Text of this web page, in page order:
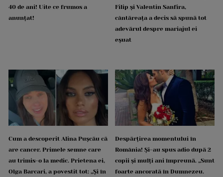
40 de ani! Uite ce frumos a
anunțat!
Filip și Valentin Sanfira,
cântăreața a decis să spună tot
adevărul despre mariajul ei
eșuat
Cum a descoperit Alina Pușcău că
are cancer. Primele semne care
au trimis-o la medic. Prietena ei,
Olga Barcari, a povestit tot: „Și în
Despărțirea momentului în
România! Și-au spus adio după 2
copii și mulți ani împreună. „Sunt
foarte ancorată în Dumnezeu.